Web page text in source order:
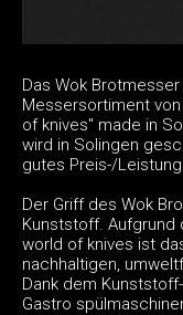
Das Wok
Messersortiment
of knives" made in
wird in Solingen
gutes Preis-/
Der Griff des Wok
Kunststoff. Aufgrund
world of knives ist
nachhaltigen,
Dank dem
Gastro